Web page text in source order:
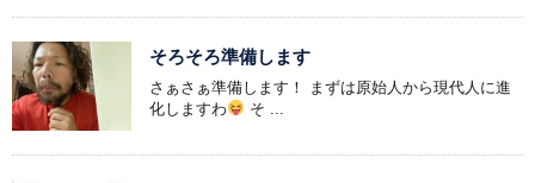
そろそろ準備します
さぁさぁ準備します！ まずは原始人から現代人に進
化しますわ
そ ...